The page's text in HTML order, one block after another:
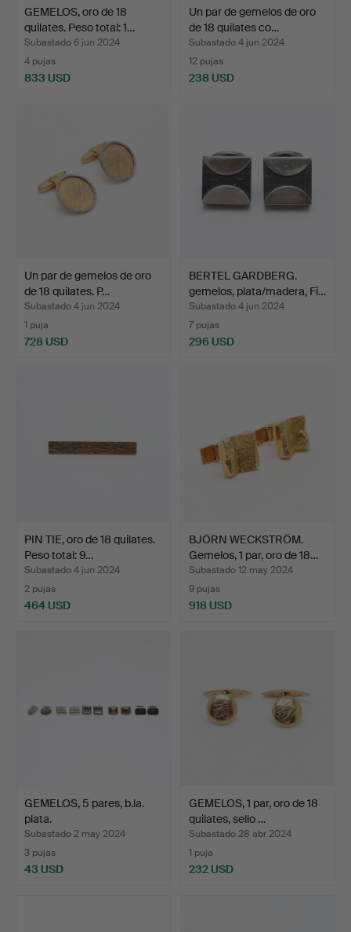
GEMELOS, oro de 18
quilates. Peso total: 1…
Subastado 6 jun 2024
4 pujas
833 USD
Un par de gemelos de oro
de 18 quilates co…
Subastado 4 jun 2024
12 pujas
238 USD
Un par de gemelos de oro
de 18 quilates. P…
Subastado 4 jun 2024
1 puja
728 USD
BERTEL GARDBERG.
gemelos, plata/madera, Fi…
Subastado 4 jun 2024
7 pujas
296 USD
PIN TIE, oro de 18 quilates.
Peso total: 9…
Subastado 4 jun 2024
2 pujas
464 USD
BJÖRN WECKSTRÖM.
Gemelos, 1 par, oro de 18…
Subastado 12 may 2024
9 pujas
918 USD
GEMELOS, 5 pares, b.la.
plata.
Subastado 2 may 2024
3 pujas
43 USD
GEMELOS, 1 par, oro de 18
quilates, sello …
Subastado 28 abr 2024
1 puja
232 USD